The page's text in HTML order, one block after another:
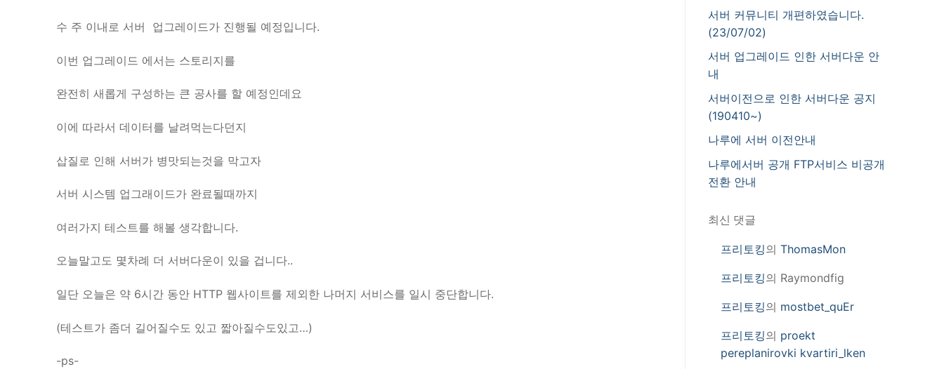
수 주 이내로 서버 업그레이드가 진행될 예정입니다.
이번 업그레이드 에서는 스토리지를
완전히 새롭게 구성하는 큰 공사를 할 예정인데요
이에 따라서 데이터를 날려먹는다던지
삽질로 인해 서버가 병맛되는것을 막고자
서버 시스템 업그래이드가 완료될때까지
여러가지 테스트를 해볼 생각합니다.
오늘말고도 몇차례 더 서버다운이 있을 겁니다..
일단 오늘은 약 6시간 동안 HTTP 웹사이트를 제외한 나머지 서비스를 일시 중단합니다.
(테스트가 좀더 길어질수도 있고 짧아질수도있고…)
-ps-
서버 커뮤니티 개편하였습니다.
(23/07/02)
서버 업그레이드 인한 서버다운 안
내
서버이전으로 인한 서버다운 공지
(190410~)
나루에 서버 이전안내
나루에서버 공개 FTP서비스 비공개
전환 안내
최신 댓글
프리토킹의 ThomasMon
프리토킹의 Raymondfig
프리토킹의 mostbet_quEr
프리토킹의 proekt
pereplanirovki kvartiri_lken